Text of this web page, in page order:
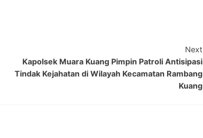
Next
Kapolsek Muara Kuang Pimpin Patroli Antisipasi
Tindak Kejahatan di Wilayah Kecamatan Rambang
Kuang